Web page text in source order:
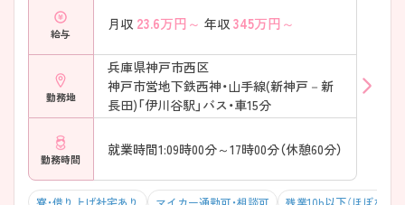
給与
月収 23.6万円～ 年収 345万円～
勤務地
兵庫県神戸市西区
神戸市営地下鉄西神・山手線(新神戸－新
長田)「伊川谷駅」バス・車15分
勤務時間
就業時間1:09時00分～17時00分（休憩60分）